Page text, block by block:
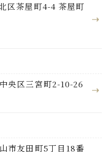
区茶屋町4-4 茶屋町
央区三宮町2-10-26
市友田町5丁目18番